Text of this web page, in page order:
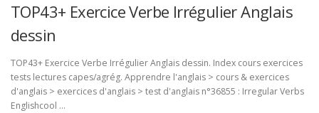
TOP43+ Exercice Verbe Irrégulier Anglais
dessin
TOP43+ Exercice Verbe Irrégulier Anglais dessin. Index cours exercices
tests lectures capes/agrég. Apprendre l'anglais > cours & exercices
d'anglais > exercices d'anglais > test d'anglais n°36855 : Irregular Verbs
Englishcool …